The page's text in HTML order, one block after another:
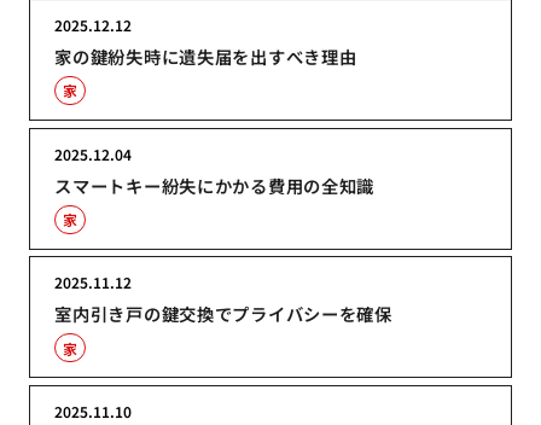
家の鍵紛失時に遺失届を出すべき理由
2025.12.12
家
スマートキー紛失にかかる費用の全知識
2025.12.04
家
室内引き戸の鍵交換でプライバシーを確保
2025.11.12
家
2025.11.10